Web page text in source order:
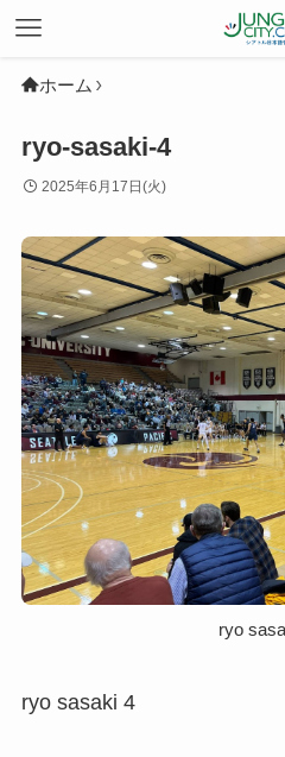
ホーム
ryo-sasaki-4
2025年6月17日(火)
ryo
ryo sasaki 4